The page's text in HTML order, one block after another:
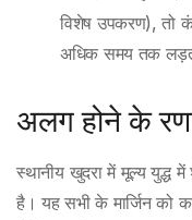
विशेष उपकरण), तो
अधिक समय तक
अलग होने के
स्थानीय खुदरा में मूल्य युद्ध
है। यह सभी के मार्जिन को